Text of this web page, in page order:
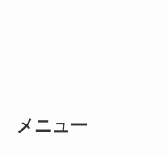
メニュー